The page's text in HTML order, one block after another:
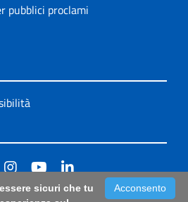
pubblici proclami
Acconsento
sicuri che tu